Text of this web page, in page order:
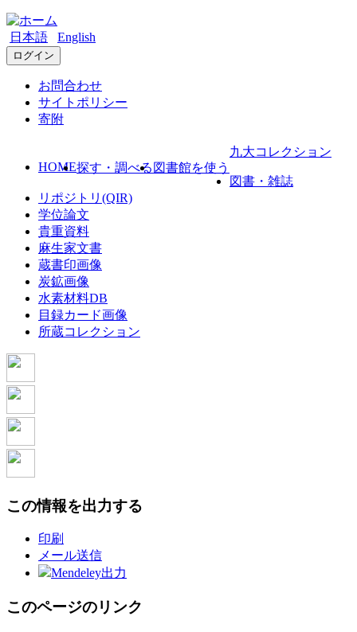
日本語 English
ログイン
お問合わせ
サイトポリシー
寄附
HOME探す・調べる 図書館を使う
九大コレクション
図書・雑誌
リポジトリ(QIR)
学位論文
貴重資料
麻生家文書
蔵書印画像
炭鉱画像
水素材料DB
目録カード画像
所蔵コレクション
この情報を出力する
印刷
メール送信
Mendeley出力
このページのリンク